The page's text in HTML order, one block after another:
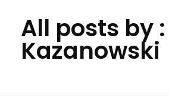
All posts by
Kazanowski